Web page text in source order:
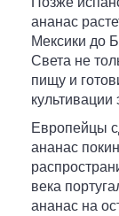
ананас
Мексики до
Света не
пищу и
культивации
Европейцы
ананас
века
ананас на